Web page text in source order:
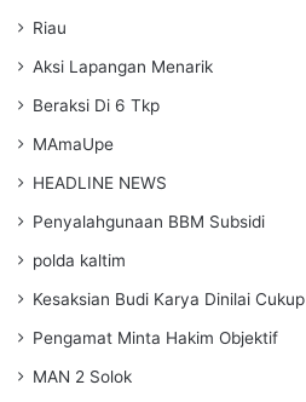
Riau
Aksi Lapangan Menarik
Beraksi Di 6 Tkp
MAmaUpe
HEADLINE NEWS
Penyalahgunaan BBM Subsidi
polda kaltim
Kesaksian Budi Karya Dinilai Cukup
Pengamat Minta Hakim Objektif
MAN 2 Solok